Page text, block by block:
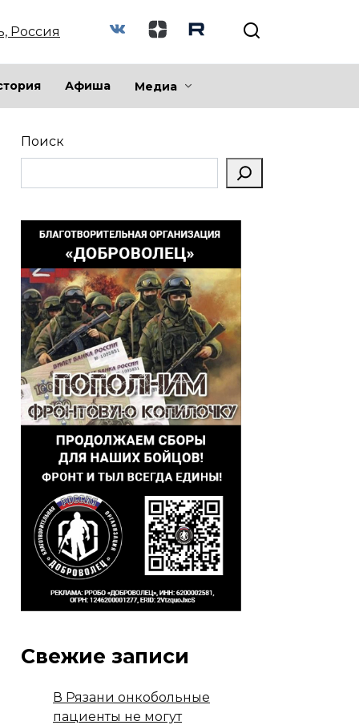
Россия
Афиша Медиа
Поиск
Свежие записи
В Рязани онкобольные
пациенты не могут